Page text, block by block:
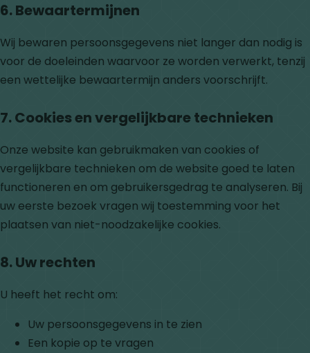
6. Bewaartermijnen
Wij bewaren persoonsgegevens niet langer dan nodig is
voor de doeleinden waarvoor ze worden verwerkt, tenzij
een wettelijke bewaartermijn anders voorschrijft.
7. Cookies en vergelijkbare technieken
Onze website kan gebruikmaken van cookies of
vergelijkbare technieken om de website goed te laten
functioneren en om gebruikersgedrag te analyseren. Bij
uw eerste bezoek vragen wij toestemming voor het
plaatsen van niet-noodzakelijke cookies.
8. Uw rechten
U heeft het recht om:
Uw persoonsgegevens in te zien
Een kopie op te vragen